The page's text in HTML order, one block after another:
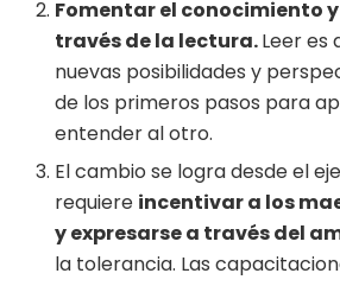
Fomentar el conocimiento
través de la lectura.Leer es
nuevas posibilidades y
de los primeros pasos para
entender al otro.
El cambio se logra desde el
requiere incentivar a los
y expresarse a través del
la tolerancia. Las